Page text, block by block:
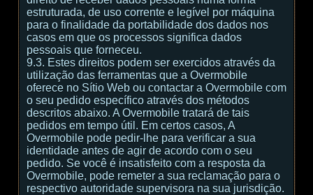
estruturada, de uso corrente e legível por máquina
para o finalidade da portabilidade dos dados nos
casos em que os processos significa dados
pessoais que forneceu.
9.3. Estes direitos podem ser exercidos através da
utilização das ferramentas que a Overmobile
oferece no Sítio Web ou contactar a Overmobile com
o seu pedido específico através dos métodos
descritos abaixo. A Overmobile tratará de tais
pedidos em tempo útil. Em certos casos, A
Overmobile pode pedir-lhe para verificar a sua
identidade antes de agir de acordo com o seu
pedido. Se você é insatisfeito com a resposta da
Overmobile, pode remeter a sua reclamação para o
respectivo autoridade supervisora na sua jurisdição.